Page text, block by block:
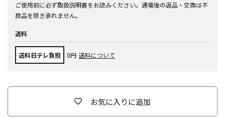
ご使用前に必ず取扱説明書をお読みください。通電後の返品・交換は不
良品を除き承れません。
送料
送料日テレ負担 0円 送料について
お気に入りに追加